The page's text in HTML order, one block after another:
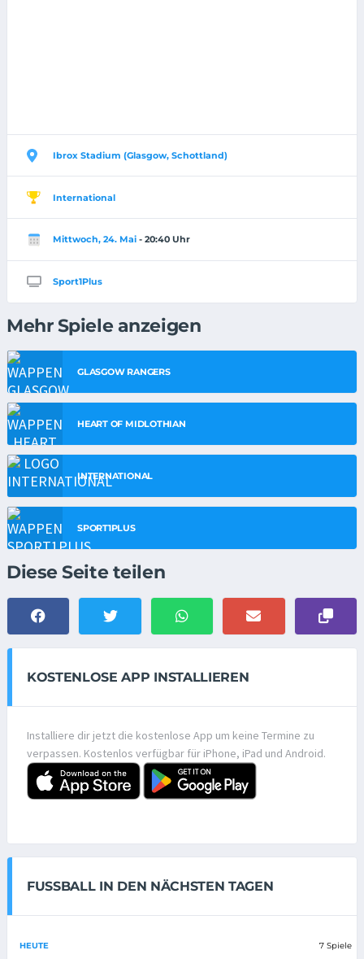
Ibrox Stadium (Glasgow, Schottland)
International
Mittwoch, 24. Mai - 20:40 Uhr
Sport1Plus
Mehr Spiele anzeigen
GLASGOW RANGERS
HEART OF MIDLOTHIAN
INTERNATIONAL
SPORT1PLUS
Diese Seite teilen
KOSTENLOSE APP INSTALLIEREN
Installiere dir jetzt die kostenlose App um keine Termine zu
verpassen. Kostenlos verfügbar für iPhone, iPad und Android.
FUSSBALL IN DEN NÄCHSTEN TAGEN
HEUTE 7 Spiele